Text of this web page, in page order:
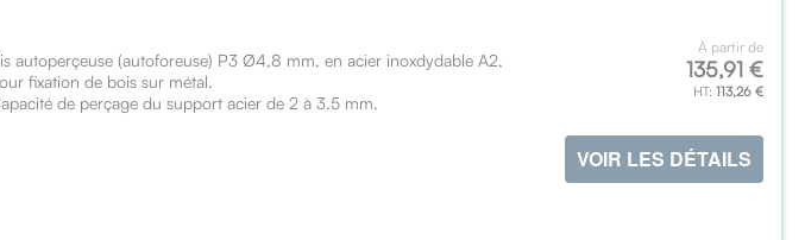
À partir de
135,91 €
113,26 €
VOIR LES DÉTAILS
autoperçeuse (autoforeuse) P3 Ø4,8 mm, en acier inoxdydable A2,
fixation de bois sur métal.
de perçage du support acier de 2 à 3.5 mm.